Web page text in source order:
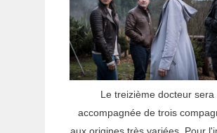
Le treizième docteur sera
accompagnée de trois